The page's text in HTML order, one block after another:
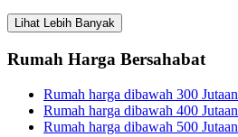
Lihat Lebih Banyak
Rumah Harga Bersahabat
Rumah harga dibawah 300 Jutaan
Rumah harga dibawah 400 Jutaan
Rumah harga dibawah 500 Jutaan